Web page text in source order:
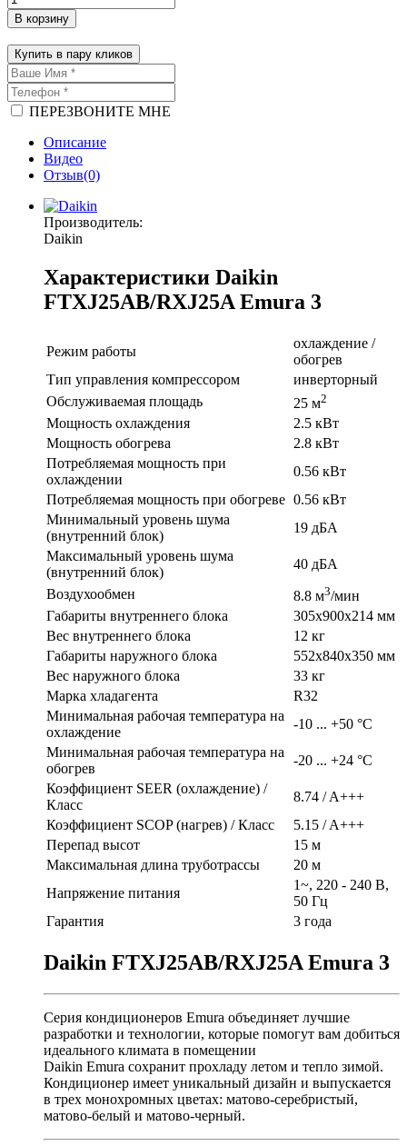
В корзину
Купить в пару кликов
ПЕРЕЗВОНИТЕ МНЕ
Описание
Видео
Отзыв(0)
Производитель:
Daikin
Характеристики Daikin
FTXJ25AB/RXJ25A Emura 3
Режим работы
охлаждение /
обогрев
Тип управления компрессором
инверторный
Обслуживаемая площадь
25 м2
Мощность охлаждения
2.5 кВт
Мощность обогрева
2.8 кВт
Потребляемая мощность при
охлаждении
0.56 кВт
Потребляемая мощность при обогреве 0.56 кВт
Минимальный уровень шума
(внутренний блок)
19 дБА
Максимальный уровень шума
(внутренний блок)
40 дБА
Воздухообмен
8.8 м3/мин
Габариты внутреннего блока
305x900x214 мм
Вес внутреннего блока
12 кг
Габариты наружного блока
552x840x350 мм
Вес наружного блока
33 кг
Марка хладагента
R32
Минимальная рабочая температура на
охлаждение
-10 ... +50 °C
Минимальная рабочая температура на
обогрев
-20 ... +24 °C
Коэффициент SEER (охлаждение) /
Класс
8.74 / A+++
Коэффициент SCOP (нагрев) / Класс
5.15 / A+++
Перепад высот
15 м
Максимальная длина труботрассы
20 м
Напряжение питания
1~, 220 - 240 В,
50 Гц
Гарантия
3 года
Daikin FTXJ25AB/RXJ25A Emura 3
Серия кондиционеров Emura объединяет лучшие
разработки и технологии, которые помогут вам добиться
идеального климата в помещении
Daikin Emura сохранит прохладу летом и тепло зимой.
Кондиционер имеет уникальный дизайн и выпускается
в трех монохромных цветах: матово-серебристый,
матово-белый и матово-черный.